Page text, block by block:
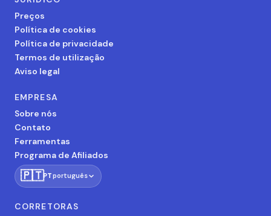
Preços
Política de cookies
Política de privacidade
Termos de utilização
Aviso legal
EMPRESA
Sobre nós
Contato
Ferramentas
Programa de Afiliados
🇵🇹PTportuguês
CORRETORAS